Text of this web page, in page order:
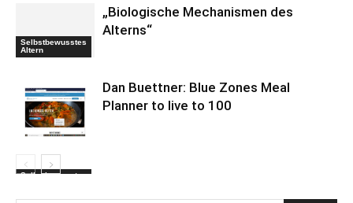
Selbstbewusstes
Altern
„Biologische Mechanismen des
Alterns“
Selbstbewusstes
Dan Buettner: Blue Zones Meal
Planner to live to 100